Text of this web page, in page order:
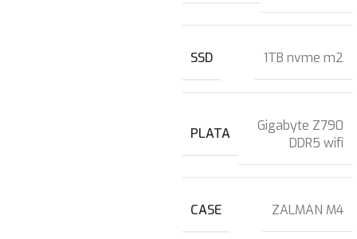
SSD 1TB nvme m2
PLATA
Gigabyte Z790
DDR5 wifi
CASE ZALMAN M4